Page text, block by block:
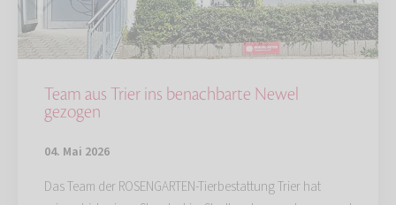
Team aus Trier ins benachbarte Newel
gezogen
04. Mai 2026
Das Team der ROSENGARTEN-Tierbestattung Trier hat